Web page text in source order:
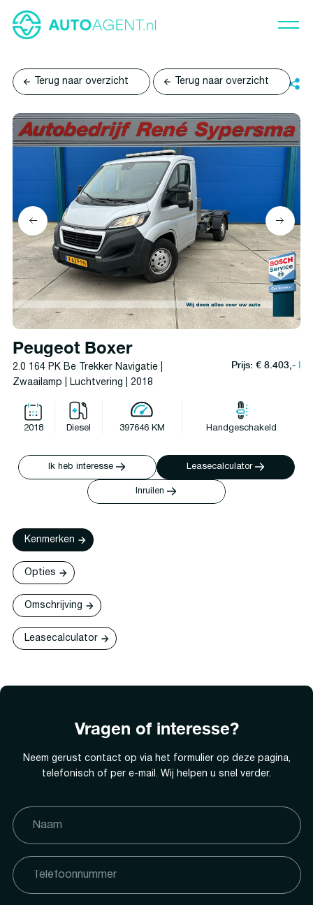
Terug naar overzicht Terug naar overzicht
Peugeot Boxer
2.0 164 PK Be Trekker Navigatie |
Zwaailamp | Luchtvering | 2018
Prijs: € 8.403,-l
2018 Diesel 397646 KM Handgeschakeld
Ik heb interesse Leasecalculator
Inruilen
Kenmerken
Opties
Omschrijving
Leasecalculator
Vragen of interesse?
Neem gerust contact op via het formulier op deze pagina,
telefonisch of per e-mail. Wij helpen u snel verder.